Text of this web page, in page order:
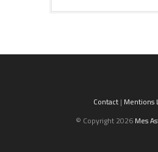
Contact| Mentions
© Copyright 2026 Mes